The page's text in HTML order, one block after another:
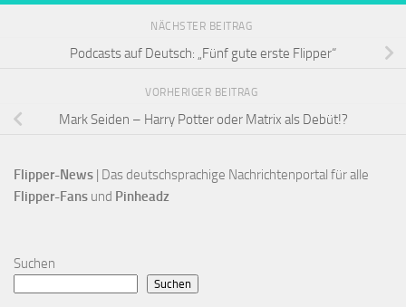
NÄCHSTER BEITRAG
Podcasts auf Deutsch: „Fünf gute erste Flipper“
VORHERIGER BEITRAG
Mark Seiden – Harry Potter oder Matrix als Debüt!?
Flipper-News | Das deutschsprachige Nachrichtenportal für alle
Flipper-Fans und Pinheadz
Suchen
Suchen